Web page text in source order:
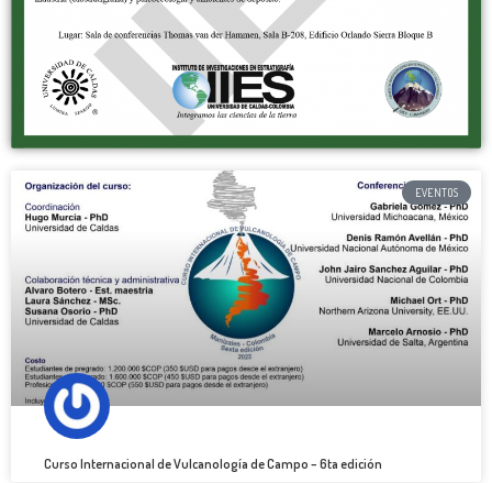
EVENTOS
Curso Internacional de Vulcanología de Campo – 6ta edición